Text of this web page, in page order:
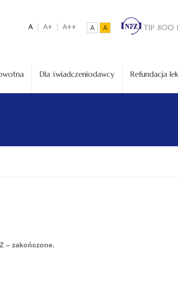
A A+ A++ A A TIP 800
Dla świadczeniodawcy Refundacja
– zakończone.